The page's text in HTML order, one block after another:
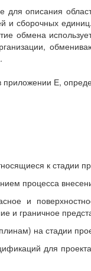
для описания
и сборочных
обмена
Е,
к стадии
процесса
и
и граничное
на стадии
для